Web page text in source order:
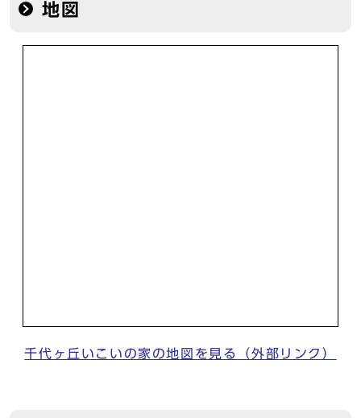
地図
千代ヶ丘いこいの家の地図を見る（外部リンク）